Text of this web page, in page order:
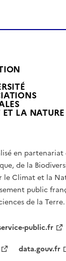
ET LA NATUREL
,
en
de la
le Climat et la
public
de la Terre.
public.fr
data.gouv.fr